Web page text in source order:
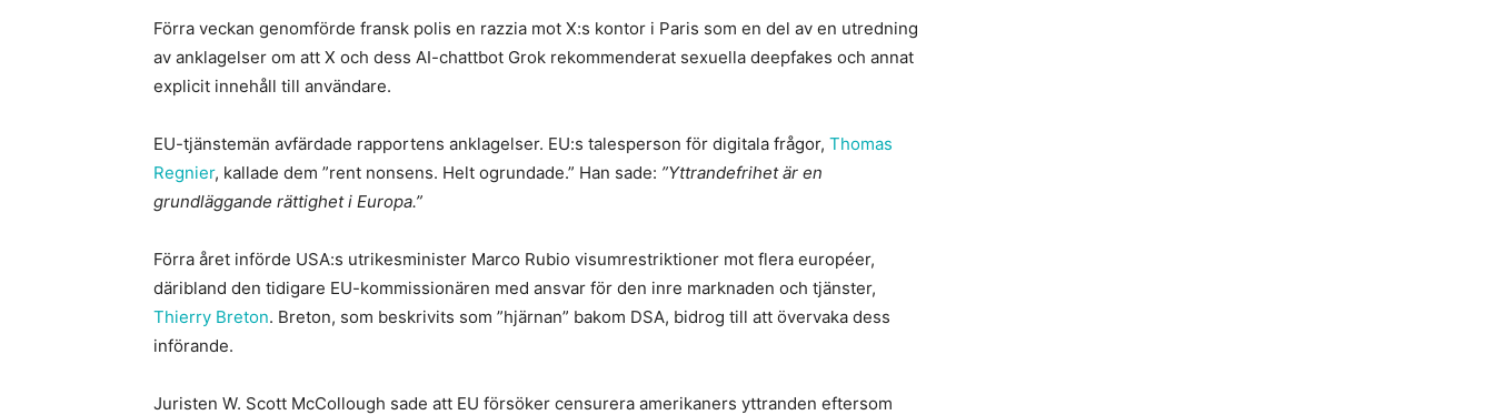
Förra veckan genomförde fransk polis en razzia mot X:s kontor i Paris som en del av en utredning
av anklagelser om att X och dess AI-chattbot Grok rekommenderat sexuella deepfakes och annat
explicit innehåll till användare.
EU-tjänstemän avfärdade rapportens anklagelser. EU:s talesperson för digitala frågor, Thomas
Regnier, kallade dem ”rent nonsens. Helt ogrundade.” Han sade: ”Yttrandefrihet är en
grundläggande rättighet i Europa.”
Förra året införde USA:s utrikesminister Marco Rubio visumrestriktioner mot flera européer,
däribland den tidigare EU-kommissionären med ansvar för den inre marknaden och tjänster,
Thierry Breton. Breton, som beskrivits som ”hjärnan” bakom DSA, bidrog till att övervaka dess
införande.
Juristen W. Scott McCollough sade att EU försöker censurera amerikaners yttranden eftersom